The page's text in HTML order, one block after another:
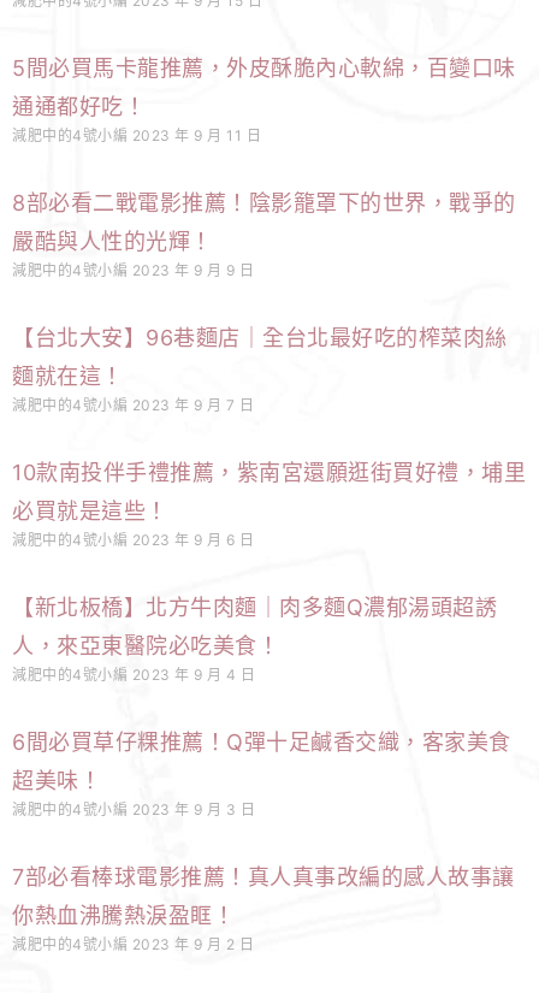
5間必買馬卡龍推薦，外皮酥脆內心軟綿，百變口味
通通都好吃！
減肥中的4號小編 2023 年 9 月 11 日
8部必看二戰電影推薦！陰影籠罩下的世界，戰爭的
嚴酷與人性的光輝！
減肥中的4號小編 2023 年 9 月 9 日
【台北大安】96巷麵店｜全台北最好吃的榨菜肉絲
麵就在這！
減肥中的4號小編 2023 年 9 月 7 日
10款南投伴手禮推薦，紫南宮還願逛街買好禮，埔里
必買就是這些！
減肥中的4號小編 2023 年 9 月 6 日
【新北板橋】北方牛肉麵｜肉多麵Q濃郁湯頭超誘
人，來亞東醫院必吃美食！
減肥中的4號小編 2023 年 9 月 4 日
6間必買草仔粿推薦！Q彈十足鹹香交織，客家美食
超美味！
減肥中的4號小編 2023 年 9 月 3 日
7部必看棒球電影推薦！真人真事改編的感人故事讓
你熱血沸騰熱淚盈眶！
減肥中的4號小編 2023 年 9 月 2 日